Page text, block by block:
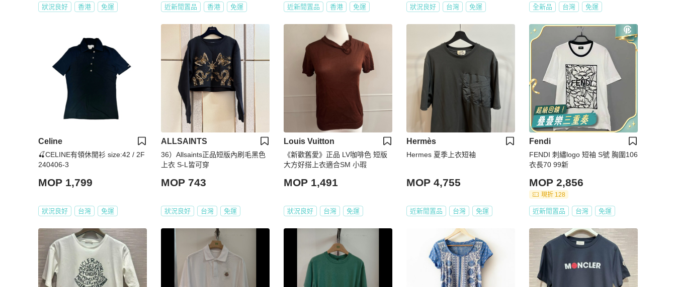
狀況良好 香港 免運 近新閒置品 香港 免運 近新閒置品 香港 免運 狀況良好 台灣 免運 全新品 台灣 免運
Celine
🍒CELINE有領休閒衫 size:42 / 2F
240406-3
MOP 1,799
狀況良好 台灣 免運
ALLSAINTS
36）Allsaints正品短版內刷毛黑色
上衣 S-L皆可穿
MOP 743
狀況良好 台灣 免運
Louis Vuitton
《新歡舊愛》正品 LV咖啡色 短版
大方好搭上衣適合SM 小瑕
MOP 1,491
狀況良好 台灣 免運
Hermès
Hermes 夏季上衣短袖
MOP 4,755
近新閒置品 台灣 免運
Fendi
FENDI 刺繡logo 短袖 S號 胸圍106
衣長70 99新
MOP 2,856
現折 128
近新閒置品 台灣 免運